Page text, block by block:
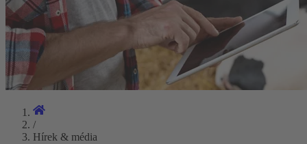
/
Hírek & média